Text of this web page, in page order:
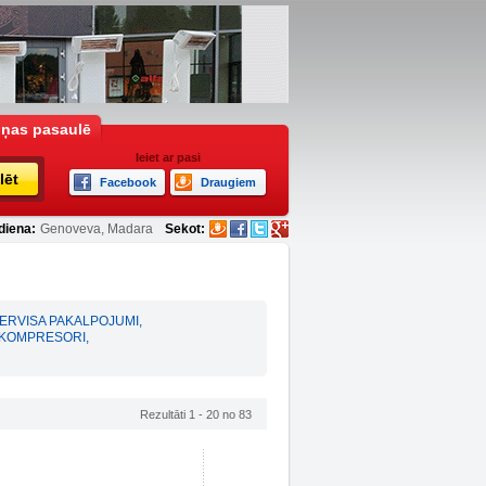
pasaulē
Ieiet ar pasi
Facebook
Draugiem
Genoveva, Madara Sekot:
PAKALPOJUMI ,
,
Rezultāti 1 - 20 no 83